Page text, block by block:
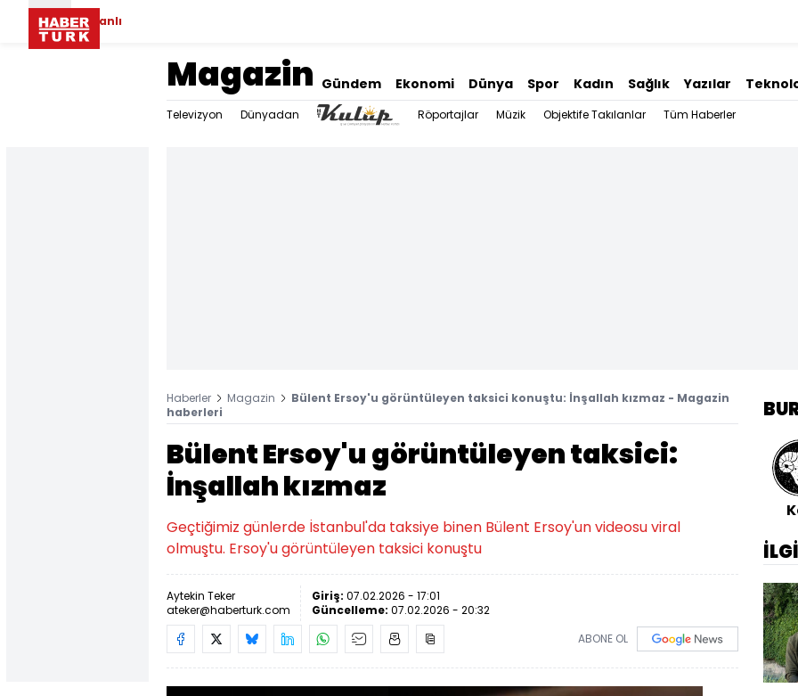
Canlı
Magazin Gündem Ekonomi Dünya Spor Kadın Sağlık Yazılar
Televizyon Dünyadan Röportajlar Müzik Objektife Takılanlar Tüm Haberler
Haberler Magazin
Bülent Ersoy'u görüntüleyen taksici konuştu: İnşallah kızmaz - Magazin
haberleri
Bülent Ersoy'u görüntüleyen taksici:
İnşallah kızmaz
Geçtiğimiz günlerde İstanbul'da taksiye binen Bülent Ersoy'un videosu viral
olmuştu. Ersoy'u görüntüleyen taksici konuştu
Aytekin Teker
ateker@haberturk.com
Giriş: 07.02.2026 - 17:01
Güncelleme: 07.02.2026 - 20:32
ABONE OL